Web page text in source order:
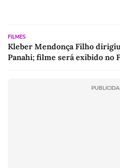
FILMES
Kleber Mendonça Filho
Panahi; filme será exibido no